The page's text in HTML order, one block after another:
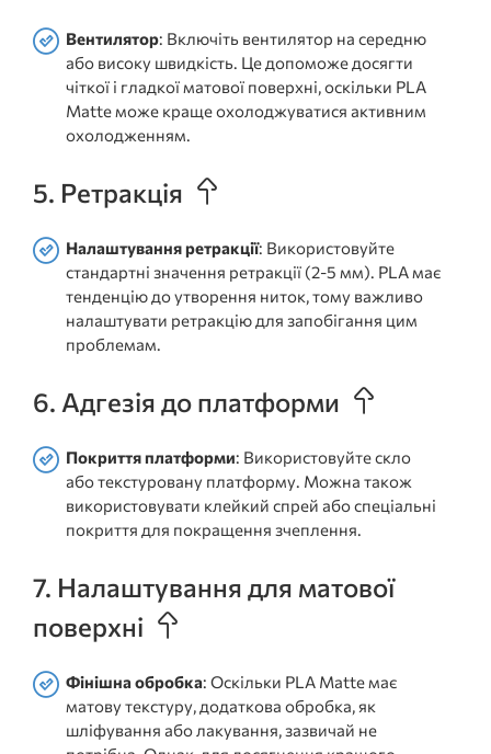
Вентилятор: Включіть вентилятор на середню
або високу швидкість. Це допоможе досягти
чіткої і гладкої матової поверхні, оскільки PLA
Matte може краще охолоджуватися активним
охолодженням.
5. Ретракція
Налаштування ретракції: Використовуйте
стандартні значення ретракції (2-5 мм). PLA має
тенденцію до утворення ниток, тому важливо
налаштувати ретракцію для запобігання цим
проблемам.
6. Адгезія до платформи
Покриття платформи: Використовуйте скло
або текстуровану платформу. Можна також
використовувати клейкий спрей або спеціальні
покриття для покращення зчеплення.
7. Налаштування для матової
поверхні
Фінішна обробка: Оскільки PLA Matte має
матову текстуру, додаткова обробка, як
шліфування або лакування, зазвичай не